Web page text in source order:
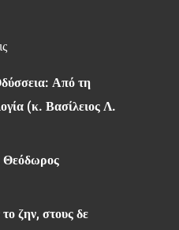
Από τη
(κ. Βασίλειος Λ.
το ζην, στους δε